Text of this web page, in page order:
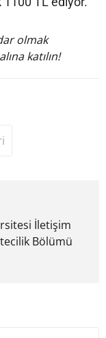
olmak
katılın!
İletişim
Bölümü
akım
ayından